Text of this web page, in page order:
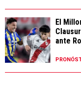
El
ante